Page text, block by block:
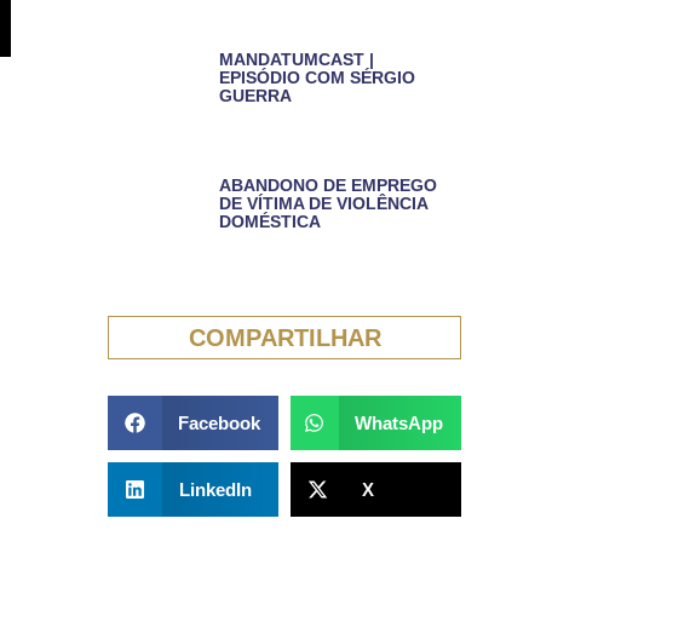
MANDATUMCAST |
EPISÓDIO COM SÉRGIO
GUERRA
ABANDONO DE EMPREGO
DE VÍTIMA DE VIOLÊNCIA
DOMÉSTICA
COMPARTILHAR
Facebook WhatsApp
LinkedIn X